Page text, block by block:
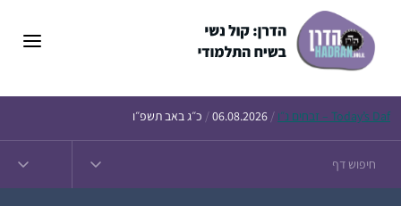
Today’s Daf – זבחים נ״ו /
06.08.2026
/ כ״ג באב תשפ״ו